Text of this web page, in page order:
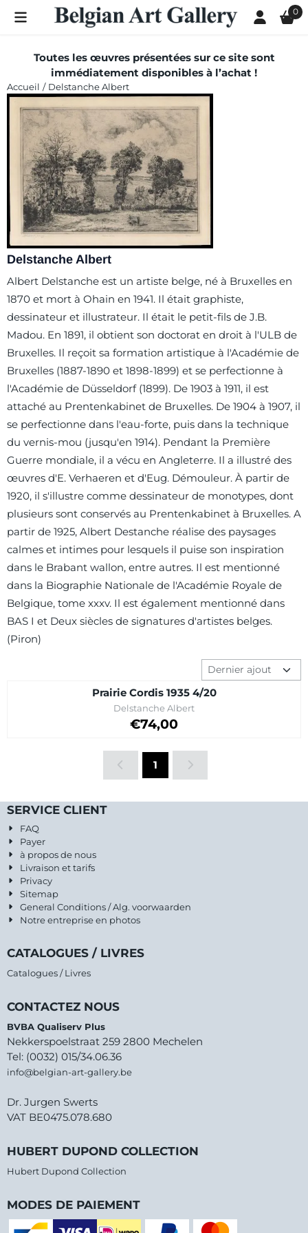
Les préférences de cookies sont actuellement fermées. 0
Toutes les œuvres présentées sur ce site sont
immédiatement disponibles à l’achat !
Accueil / Delstanche Albert
Delstanche Albert
Albert Delstanche est un artiste belge, né à Bruxelles en
1870 et mort à Ohain en 1941. Il était graphiste,
dessinateur et illustrateur. Il était le petit-fils de J.B.
Madou. En 1891, il obtient son doctorat en droit à l'ULB de
Bruxelles. Il reçoit sa formation artistique à l'Académie de
Bruxelles (1887-1890 et 1898-1899) et se perfectionne à
l'Académie de Düsseldorf (1899). De 1903 à 1911, il est
attaché au Prentenkabinet de Bruxelles. De 1904 à 1907, il
se perfectionne dans l'eau-forte, puis dans la technique
du vernis-mou (jusqu'en 1914). Pendant la Première
Guerre mondiale, il a vécu en Angleterre. Il a illustré des
œuvres d'E. Verhaeren et d'Eug. Démouleur. À partir de
1920, il s'illustre comme dessinateur de monotypes, dont
plusieurs sont conservés au Prentenkabinet à Bruxelles. A
partir de 1925, Albert Destanche réalise des paysages
calmes et intimes pour lesquels il puise son inspiration
dans le Brabant wallon, entre autres. Il est mentionné
dans la Biographie Nationale de l'Académie Royale de
Belgique, tome xxxv. Il est également mentionné dans
BAS I et Deux siècles de signatures d'artistes belges.
(Piron)
Méthode de tri
Prairie Cordis 1935 4/20
Marque :
Delstanche Albert
Prix: 74,00
€74,00
1
SERVICE CLIENT
FAQ
Payer
à propos de nous
Livraison et tarifs
Privacy
Sitemap
General Conditions / Alg. voorwaarden
Notre entreprise en photos
CATALOGUES / LIVRES
Catalogues / Livres
CONTACTEZ NOUS
BVBA Qualiserv Plus
Nekkerspoelstraat 259 2800 Mechelen
Tel: (0032) 015/34.06.36
info@belgian-art-gallery.be
Dr. Jurgen Swerts
VAT BE0475.078.680
HUBERT DUPOND COLLECTION
Hubert Dupond Collection
MODES DE PAIEMENT